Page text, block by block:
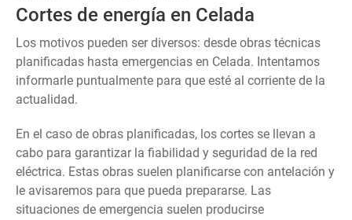
Cortes de energía en Celada
Los motivos pueden ser diversos: desde obras técnicas
planificadas hasta emergencias en Celada. Intentamos
informarle puntualmente para que esté al corriente de la
actualidad.
En el caso de obras planificadas, los cortes se llevan a
cabo para garantizar la fiabilidad y seguridad de la red
eléctrica. Estas obras suelen planificarse con antelación y
le avisaremos para que pueda prepararse. Las
situaciones de emergencia suelen producirse